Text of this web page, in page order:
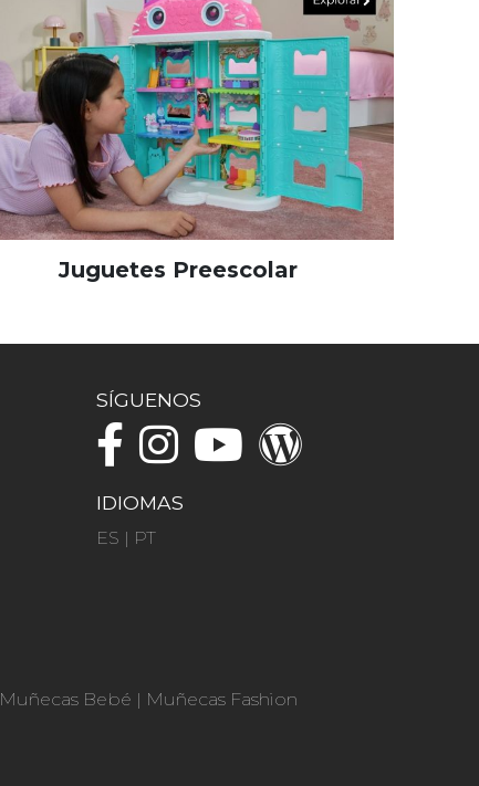
Juguetes Preescolar
SÍGUENOS
IDIOMAS
ES | PT
Muñecas Bebé | Muñecas Fashion